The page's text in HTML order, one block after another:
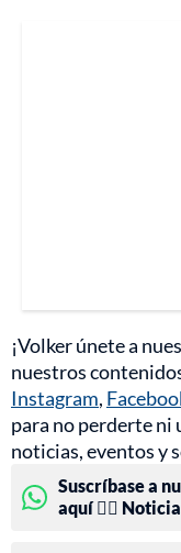
¡Volker únete a
nuestros
Instagram,
para no perderte ni
noticias, eventos y
Suscríbase a
aquí 👉🏻